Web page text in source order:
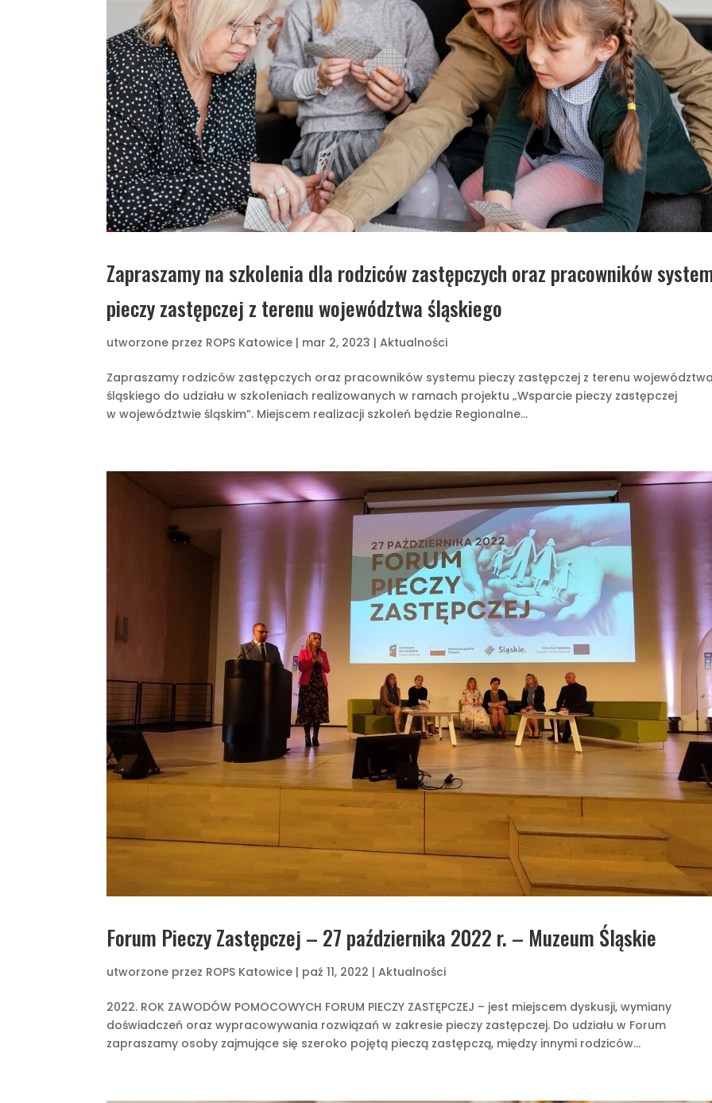
Zapraszamy na szkolenia dla rodziców zastępczych oraz pracowników
pieczy zastępczej z terenu województwa śląskiego
utworzone przez ROPS Katowice | mar 2, 2023 |Aktualności
Zapraszamy rodziców zastępczych oraz pracowników systemu pieczy zastępczej z terenu
śląskiego do udziału w szkoleniach realizowanych w ramach projektu „Wsparcie pieczy zastępczej
w województwie śląskim”. Miejscem realizacji szkoleń będzie Regionalne...
Forum Pieczy Zastępczej – 27 października 2022 r. – Muzeum Śląskie
utworzone przez ROPS Katowice | paź 11, 2022 |Aktualności
2022. ROK ZAWODÓW POMOCOWYCH FORUM PIECZY ZASTĘPCZEJ – jest miejscem dyskusji, wymiany
doświadczeń oraz wypracowywania rozwiązań w zakresie pieczy zastępczej. Do udziału w Forum
zapraszamy osoby zajmujące się szeroko pojętą pieczą zastępczą, między innymi rodziców...